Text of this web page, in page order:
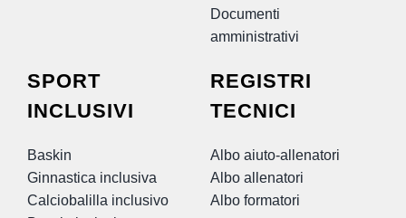
Documenti
amministrativi
SPORT
INCLUSIVI
Baskin
Ginnastica inclusiva
Calciobalilla inclusivo
REGISTRI
TECNICI
Albo aiuto-allenatori
Albo allenatori
Albo formatori